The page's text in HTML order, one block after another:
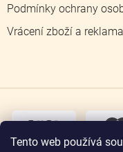
Tento web používá
Podmínky ochrany
Vrácení zboží a